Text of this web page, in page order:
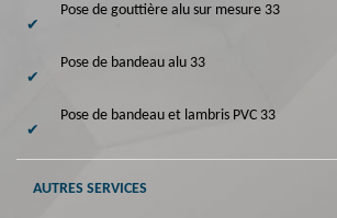
Pose de gouttière alu sur mesure 33
Pose de bandeau alu 33
Pose de bandeau et lambris PVC 33
AUTRES SERVICES